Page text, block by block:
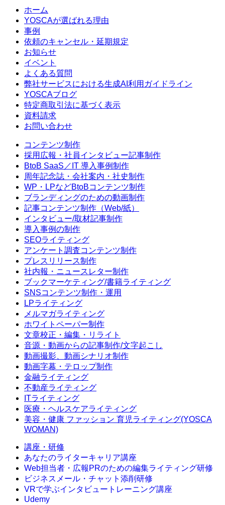
ホーム
YOSCAが選ばれる理由
事例
依頼のキャンセル・延期規定
お知らせ
イベント
よくある質問
弊社サービスにおける生成AI利用ガイドライン
YOSCAブログ
特定商取引法に基づく表示
資料請求
お問い合わせ
コンテンツ制作
採用広報・社員インタビュー記事制作
BtoB SaaS／IT 導入事例制作
周年記念誌・会社案内・社史制作
WP・LPなどBtoBコンテンツ制作
ブランディングのための動画制作
記事コンテンツ制作（Web/紙）
インタビュー/取材記事制作
導入事例の制作
SEOライティング
アンケート調査コンテンツ制作
プレスリリース制作
社内報・ニュースレター制作
ブックマーケティング/書籍ライティング
SNSコンテンツ制作・運用
LPライティング
メルマガライティング
ホワイトペーパー制作
文章校正・編集・リライト
音源・動画からの記事制作/文字起こし
動画撮影、動画シナリオ制作
動画字幕・テロップ制作
金融ライティング
不動産ライティング
ITライティング
医療・ヘルスケアライティング
美容・健康 ファッション 育児ライティング(YOSCA
WOMAN)
講座・研修
あなたのライターキャリア講座
Web担当者・広報PRのための編集ライティング研修
ビジネスメール・チャット添削研修
VRで学ぶインタビュートレーニング講座
Udemy